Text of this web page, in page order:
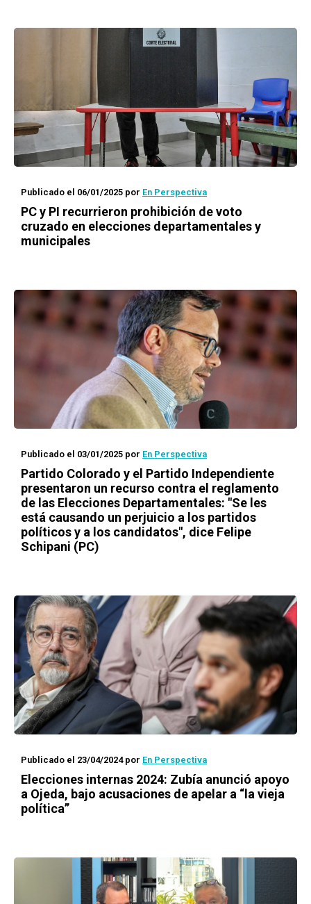
Publicado el 06/01/2025 por En Perspectiva
PC y PI recurrieron prohibición de voto
cruzado en elecciones departamentales y
municipales
Publicado el 03/01/2025 por En Perspectiva
Partido Colorado y el Partido Independiente
presentaron un recurso contra el reglamento
de las Elecciones Departamentales: "Se les
está causando un perjuicio a los partidos
políticos y a los candidatos", dice Felipe
Schipani (PC)
Publicado el 23/04/2024por En Perspectiva
Elecciones internas 2024: Zubía anunció apoyo
a Ojeda, bajo acusaciones de apelar a “la vieja
política”